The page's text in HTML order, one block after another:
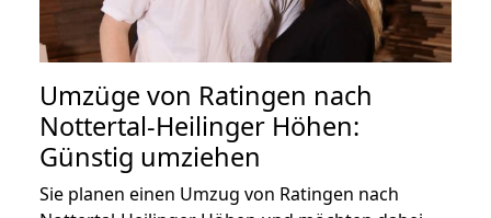
Umzüge von Ratingen nach
Nottertal-Heilinger Höhen:
Günstig umziehen
Sie planen einen Umzug von Ratingen nach